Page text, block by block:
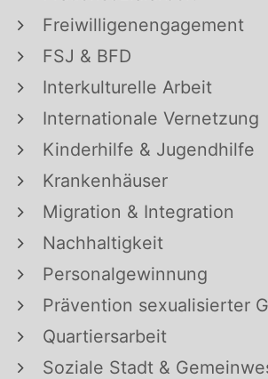
Freiwilligenengagement
FSJ & BFD
Interkulturelle Arbeit
Internationale Vernetzung
Kinderhilfe & Jugendhilfe
Krankenhäuser
Migration & Integration
Nachhaltigkeit
Personalgewinnung
Prävention sexualisierter
Quartiersarbeit
Soziale Stadt &